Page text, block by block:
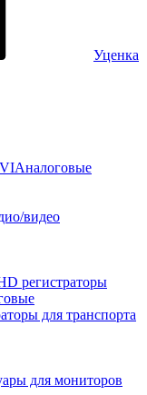
Уценка
Аналоговые
видео
регистраторы
для транспорта
для мониторов